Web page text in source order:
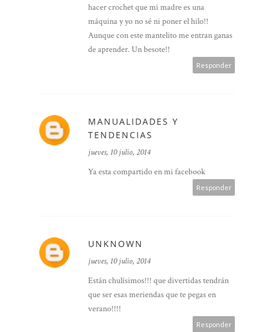
hacer crochet que mi madre es una
máquina y yo no sé ni poner el hilo!!
Aunque con este mantelito me entran ganas
de aprender. Un besote!!
Responder
MANUALIDADES Y
TENDENCIAS
jueves, 10 julio, 2014
Ya esta compartido en mi facebook
Responder
UNKNOWN
jueves, 10 julio, 2014
Están chulísimos!!! que divertidas tendrán
que ser esas meriendas que te pegas en
verano!!!!
Responder